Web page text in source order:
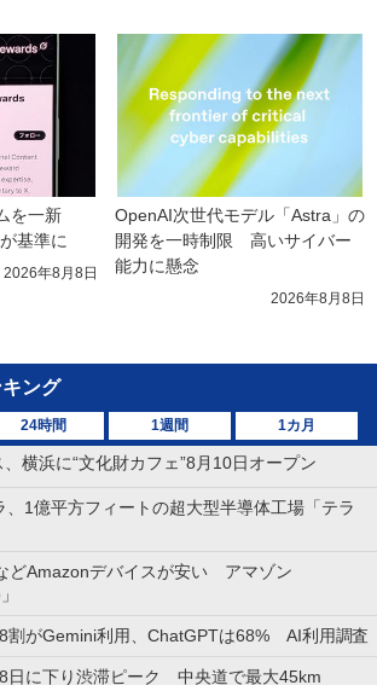
を一新
基準に
2026年8月8日
OpenAI次世代モデル「Astra」の
開発を一時制限　高いサイバー
能力に懸念
2026年8月8日
ング
24時間 1週間 1カ月
横浜に“文化財カフェ”8月10日オープン
、1億平方フィートの超大型半導体工場「テラ
どAmazonデバイスが安い アマゾン
8割がGemini利用、ChatGPTは68% AI利用調査
日に下り渋滞ピーク 中央道で最大45km